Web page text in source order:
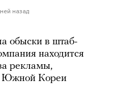
назад
обыски в штаб-
находится
рекламы,
Южной Кореи